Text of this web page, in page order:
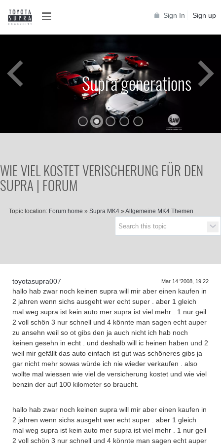
Sign In Sign up
Supra generations
Supra generations
WIE VIEL KOSTET VERISCHERUNG FÜR DEN
SUPRA | FORUM
Topic location: Forum home » Supra MK4 » Allgemeine MK4 Themen
toyotasupra007 Mar 14 '2008, 19:22
hallo hab zwar noch keinen supra will mir aber einen kaufen in
2 jahren wenn sichs ausgeht wer echt super . aber 1 gleich
mal weg supra ist kein auto mer supra ist viel mehr . 1 nur geil
2 voll schön 3 nur schnell und 4 könnte man sagen echt auper
zu ansehn weil so ot gibs den ja auch nicht ich hab noch
keinen gesehn in echt . und deshalb will ic heinen haben und 2
weil mir gefällt das auto einfach ist gut was schöneres gibs ja
gar nicht mehr sowas würde ich nie wieder verkaufen . also
wollte mal wiessen wie viel de versicherung kostet und wie viel
benzin der auf 100 kilometer so braucht.
hallo hab zwar noch keinen supra will mir aber einen kaufen in
2 jahren wenn sichs ausgeht wer echt super . aber 1 gleich
mal weg supra ist kein auto mer supra ist viel mehr . 1 nur geil
2 voll schön 3 nur schnell und 4 könnte man sagen echt auper